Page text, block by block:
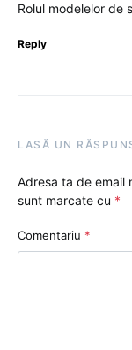
Rolul modelelor de
Reply
LASĂ UN
Adresa ta de email
sunt marcate cu *
Comentariu *